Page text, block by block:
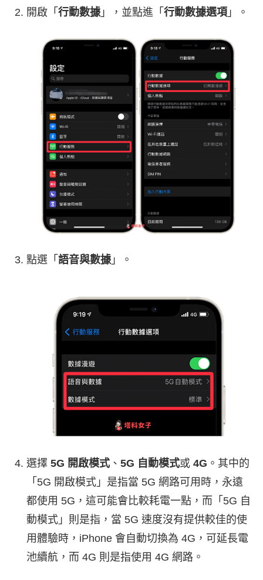
開啟「 行動數據 」，並點進「 行動數據選項 」。
點選「 語音與數據 」。
選擇 5G 開啟模式 、 5G 自動模式或 4G 。其中的
「5G 開啟模式」是指當 5G 網路可用時，永遠
都使用 5G，這可能會比較耗電一點，而「5G 自
動模式」則是指，當 5G 速度沒有提供較佳的使
用體驗時，iPhone 會自動切換為 4G，可延長電
池續航，而 4G 則是指使用 4G 網路。